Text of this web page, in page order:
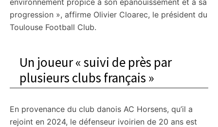
environnement propice à son épanouissement et à sa
progression », affirme Olivier Cloarec, le président du
Toulouse Football Club.
Un joueur « suivi de près par
plusieurs clubs français »
En provenance du club danois AC Horsens, qu’il a
rejoint en 2024, le défenseur ivoirien de 20 ans est